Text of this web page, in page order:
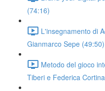
(74:16)
L'insegnamento di
Gianmarco Sepe (49:50)
Metodo del gioco
Tiberi e Federica